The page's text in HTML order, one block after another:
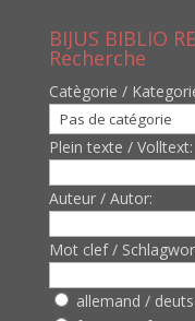
BIJUS BIBLIO
Recherche
Catègorie /
Plein texte / Volltext:
Auteur / Autor:
Mot clef /
allemand /